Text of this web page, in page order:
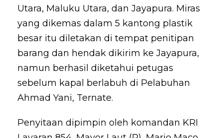
Utara, Maluku Utara, dan Jayapura. Miras
yang dikemas dalam 5 kantong plastik
besar itu diletakan di tempat penitipan
barang dan hendak dikirim ke Jayapura,
namun berhasil diketahui petugas
sebelum kapal berlabuh di Pelabuhan
Ahmad Yani, Ternate.
Penyitaan dipimpin oleh komandan KRI